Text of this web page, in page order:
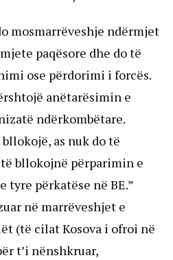
mosmarrëveshje ndërmjet
paqësore dhe do të
ose përdorimi i forcës.
anëtarësimin e
ndërkombëtare.
as nuk do të
bllokojnë përparimin e
tyre përkatëse në BE.”
në marrëveshjet e
(të cilat Kosova i ofroi në
t’i nënshkruar,